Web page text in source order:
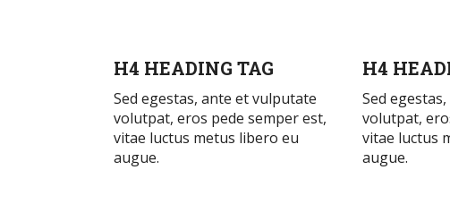
H4 HEADING TAG
Sed egestas, ante et vulputate
volutpat, eros pede semper est,
vitae luctus metus libero eu
augue.
H4
Sed
volutpat,
vitae luctus
augue.